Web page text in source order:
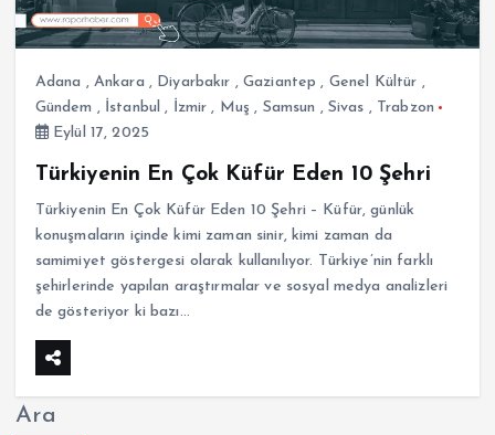
Adana , Ankara , Diyarbakır , Gaziantep , Genel Kültür ,
Gündem , İstanbul , İzmir , Muş , Samsun , Sivas , Trabzon
Eylül 17, 2025
Türkiyenin En Çok Küfür Eden 10 Şehri
Türkiyenin En Çok Küfür Eden 10 Şehri – Küfür, günlük
konuşmaların içinde kimi zaman sinir, kimi zaman da
samimiyet göstergesi olarak kullanılıyor. Türkiye’nin farklı
şehirlerinde yapılan araştırmalar ve sosyal medya analizleri
de gösteriyor ki bazı…
Ara